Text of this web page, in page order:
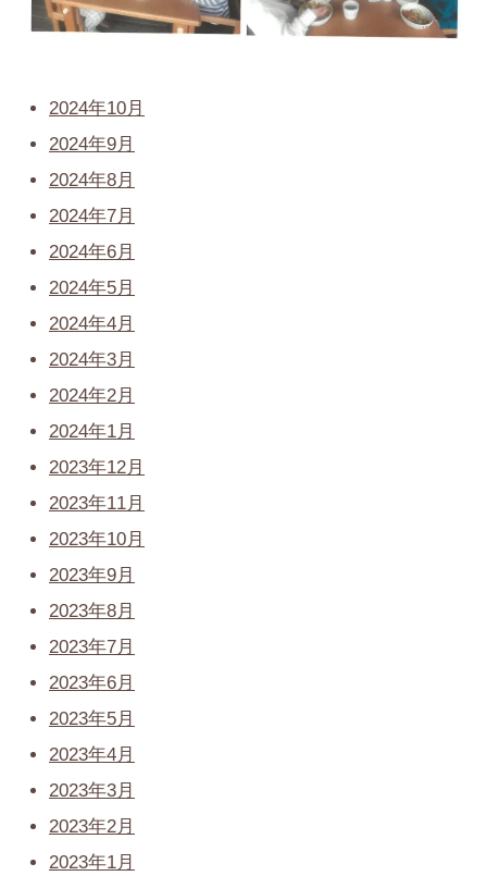
2024年10月
2024年9月
2024年8月
2024年7月
2024年6月
2024年5月
2024年4月
2024年3月
2024年2月
2024年1月
2023年12月
2023年11月
2023年10月
2023年9月
2023年8月
2023年7月
2023年6月
2023年5月
2023年4月
2023年3月
2023年2月
2023年1月